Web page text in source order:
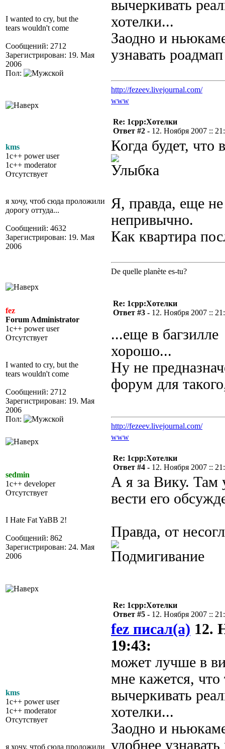
I wanted to cry, but the
tears wouldn't come
Сообщений: 2712
Зарегистрирован: 19. Мая
2006
Пол:
вычеркивать
хотелки...
Заодно и
узнавать
http://fezeev.livejournal.com/
www
kms
1c++ power user
1c++ moderator
Отсутствует
я хочу, чтоб сюда проложили
дорогу оттуда...
Сообщений: 4632
Зарегистрирован: 19. Мая
2006
Re: 1cpp:Хотелки
Ответ #2 - 12. Ноября 2007 ::
Когда будет, что
Я, правда, еще
непривычно.
Как квартира
De quelle planète es-tu?
fez
Forum Administrator
1c++ power user
Отсутствует
I wanted to cry, but the
tears wouldn't come
Сообщений: 2712
Зарегистрирован: 19. Мая
2006
Пол:
Re: 1cpp:Хотелки
Ответ #3 - 12. Ноября 2007 ::
...еще в багзилле
хорошо...
Ну не
форум для
http://fezeev.livejournal.com/
www
sedmin
1c++ developer
Отсутствует
I Hate Fat YaBB 2!
Сообщений: 862
Зарегистрирован: 24. Мая
2006
Re: 1cpp:Хотелки
Ответ #4 - 12. Ноября 2007 ::
А я за Вику. Там
вести его
Правда, от
kms
1c++ power user
1c++ moderator
Отсутствует
я хочу, чтоб сюда проложили
Re: 1cpp:Хотелки
Ответ #5 - 12. Ноября 2007 ::
fez писал(а) 12.
19:43:
может лучше в
мне кажется, что
вычеркивать
хотелки...
Заодно и
удобнее